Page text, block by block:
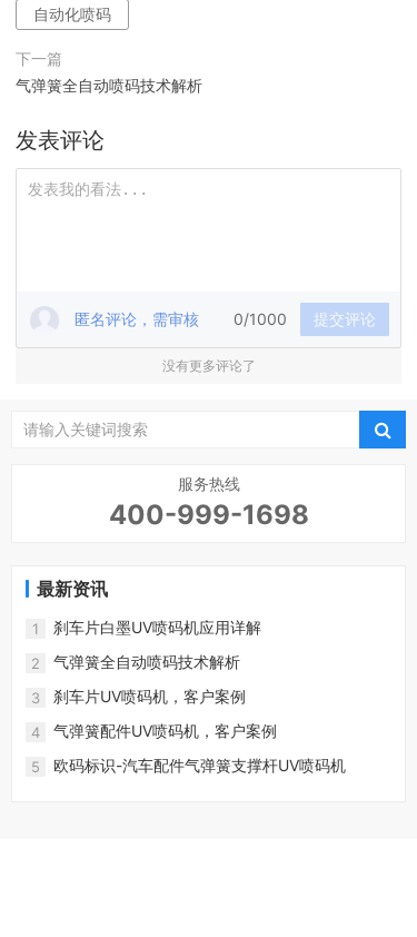
自动化喷码
下一篇
气弹簧全自动喷码技术解析
发表评论
匿名评论，需审核 0/1000 提交评论
没有更多评论了
服务热线
400-999-1698
最新资讯
1 刹车片白墨UV喷码机应用详解
2 气弹簧全自动喷码技术解析
3 刹车片UV喷码机，客户案例
4 气弹簧配件UV喷码机，客户案例
5 欧码标识-汽车配件气弹簧支撑杆UV喷码机